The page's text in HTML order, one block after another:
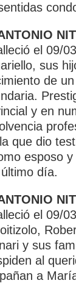
el 09/
sus
de
y en
que dio
esposo
día.
el 09/
y sus
al
a